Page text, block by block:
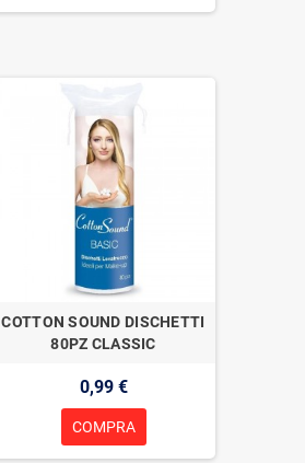
COTTON SOUND DISCHETTI
80PZ CLASSIC
0,99 €
COMPRA